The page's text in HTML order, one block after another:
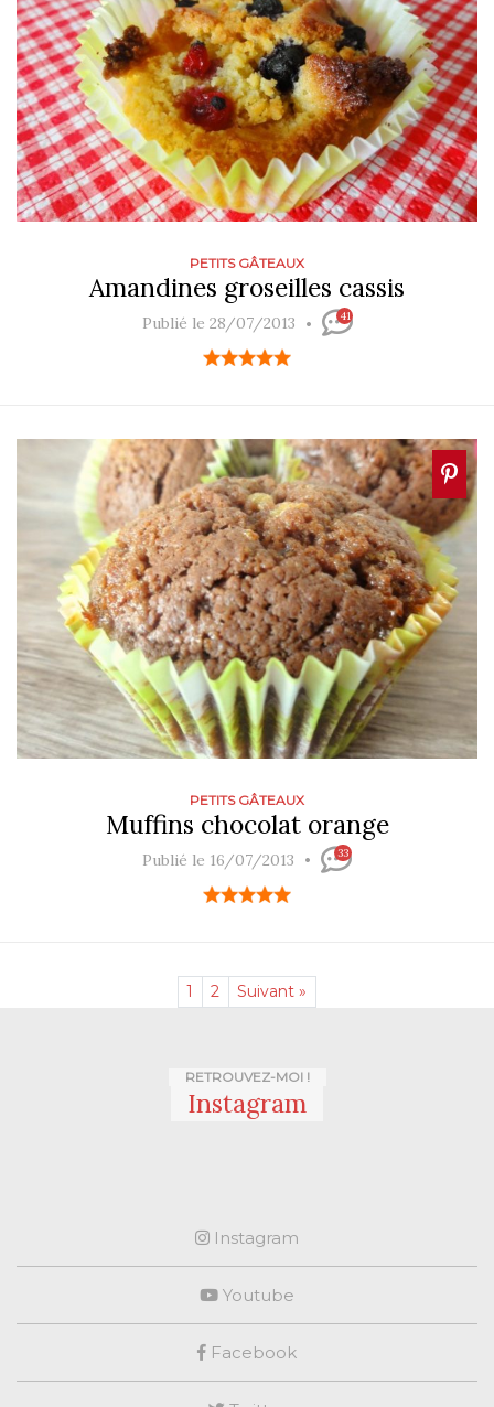
PETITS GÂTEAUX
Amandines groseilles cassis
Publié le 28/07/2013 41
PETITS GÂTEAUX
Muffins chocolat orange
Publié le 16/07/2013 33
1 2 Suivant »
RETROUVEZ-MOI !
Instagram
Instagram
Youtube
Facebook